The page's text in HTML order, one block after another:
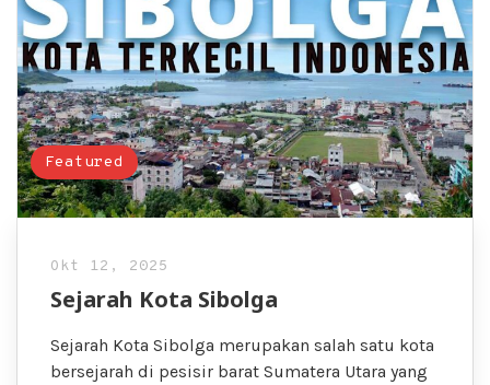
Featured
Okt 12, 2025
Sejarah Kota Sibolga
Sejarah Kota Sibolga merupakan salah satu kota
bersejarah di pesisir barat Sumatera Utara yang